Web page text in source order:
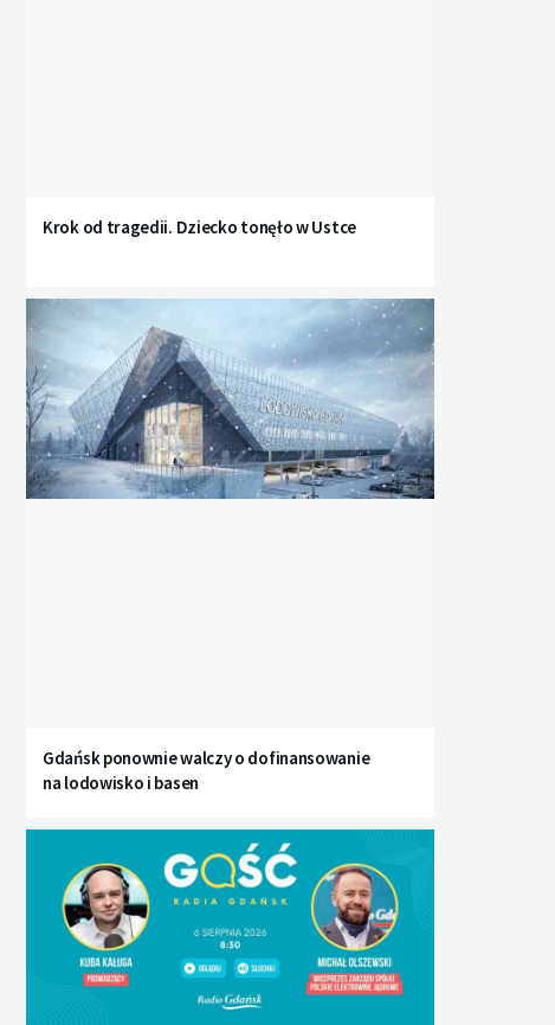
Krok od tragedii. Dziecko tonęło w Ustce
Gdańsk ponownie walczy o dofinansowanie
na lodowisko i basen